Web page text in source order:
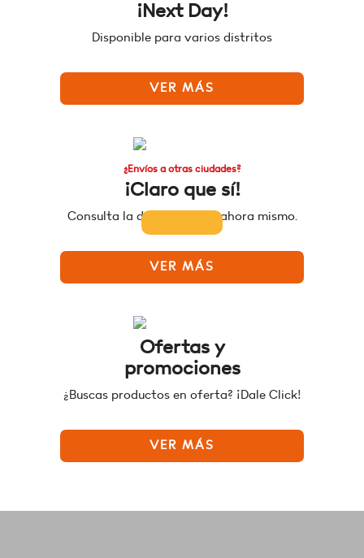
¡Next Day!
Disponible para varios distritos
VER MÁS
¿Envíos a otras ciudades?
¡Claro que sí!
Consulta la disponibilidad ahora mismo.
VER MÁS
Ofertas y
promociones
¿Buscas productos en oferta? ¡Dale Click!
VER MÁS